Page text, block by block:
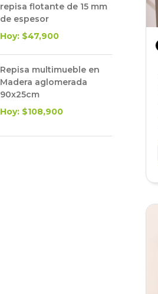
repisa flotante de 15 mm
de espesor
Hoy: $47,900
Repisa multimueble en
Madera aglomerada
90x25cm
Hoy: $108,900